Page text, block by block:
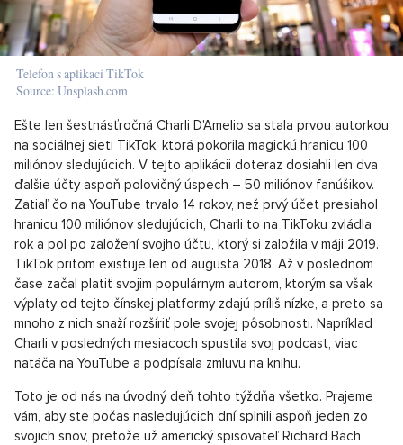
Telefon s aplikací TikTok
Source: Unsplash.com
Ešte len šestnásťročná Charli D'Amelio sa stala prvou autorkou
na sociálnej sieti TikTok, ktorá pokorila magickú hranicu 100
miliónov sledujúcich. V tejto aplikácii doteraz dosiahli len dva
ďalšie účty aspoň polovičný úspech – 50 miliónov fanúšikov.
Zatiaľ čo na YouTube trvalo 14 rokov, než prvý účet presiahol
hranicu 100 miliónov sledujúcich, Charli to na TikToku zvládla
rok a pol po založení svojho účtu, ktorý si založila v máji 2019.
TikTok pritom existuje len od augusta 2018. Až v poslednom
čase začal platiť svojim populárnym autorom, ktorým sa však
výplaty od tejto čínskej platformy zdajú príliš nízke, a preto sa
mnoho z nich snaží rozšíriť pole svojej pôsobnosti. Napríklad
Charli v posledných mesiacoch spustila svoj podcast, viac
natáča na YouTube a podpísala zmluvu na knihu.
Toto je od nás na úvodný deň tohto týždňa všetko. Prajeme
vám, aby ste počas nasledujúcich dní splnili aspoň jeden zo
svojich snov, pretože už americký spisovateľ Richard Bach